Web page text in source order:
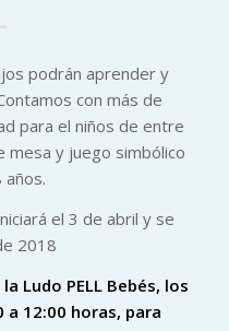
podrán aprender y
con más de
para el niños de entre
mesa y juego simbólico
el 3 de abril y se
2018
Ludo PELL Bebés, los
a 12:00 horas, para